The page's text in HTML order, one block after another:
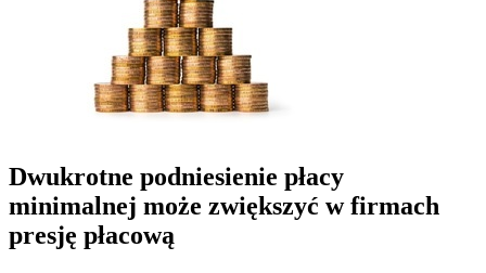
Dwukrotne podniesienie płacy
minimalnej może zwiększyć w firmach
presję płacową